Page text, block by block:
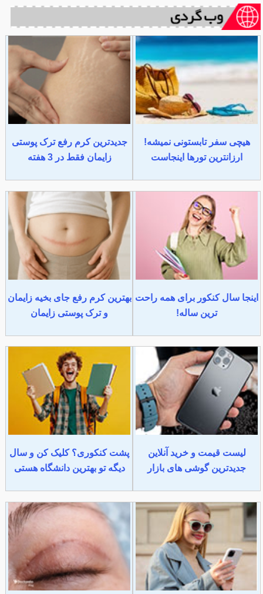
هیچی سفر تابستونی نمیشه!
ارزانترین تورها اینجاست
جدیدترین کرم رفع ترک پوستی
زایمان فقط در 3 هفته
اینجا سال کنکور برای همه راحت
ترین ساله!
بهترین کرم رفع جای بخیه زایمان
و ترک پوستی زایمان
لیست قیمت و خرید آنلاین
جدیدترین گوشی های بازار
پشت کنکوری؟ کلیک کن و سال
دیگه تو بهترین دانشگاه هستی